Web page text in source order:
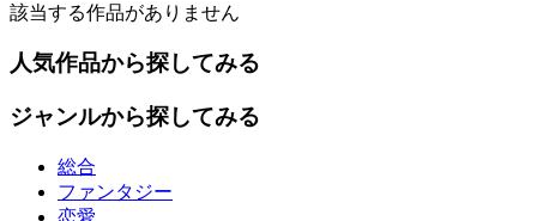
該当する作品がありません
人気作品から探してみる
ジャンルから探してみる
総合
ファンタジー
恋愛